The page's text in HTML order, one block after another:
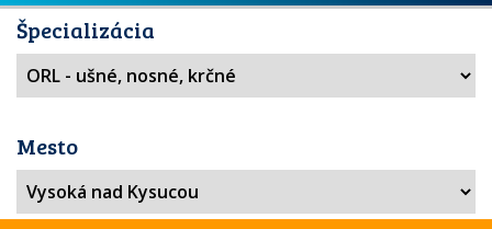
Špecializácia
Mesto